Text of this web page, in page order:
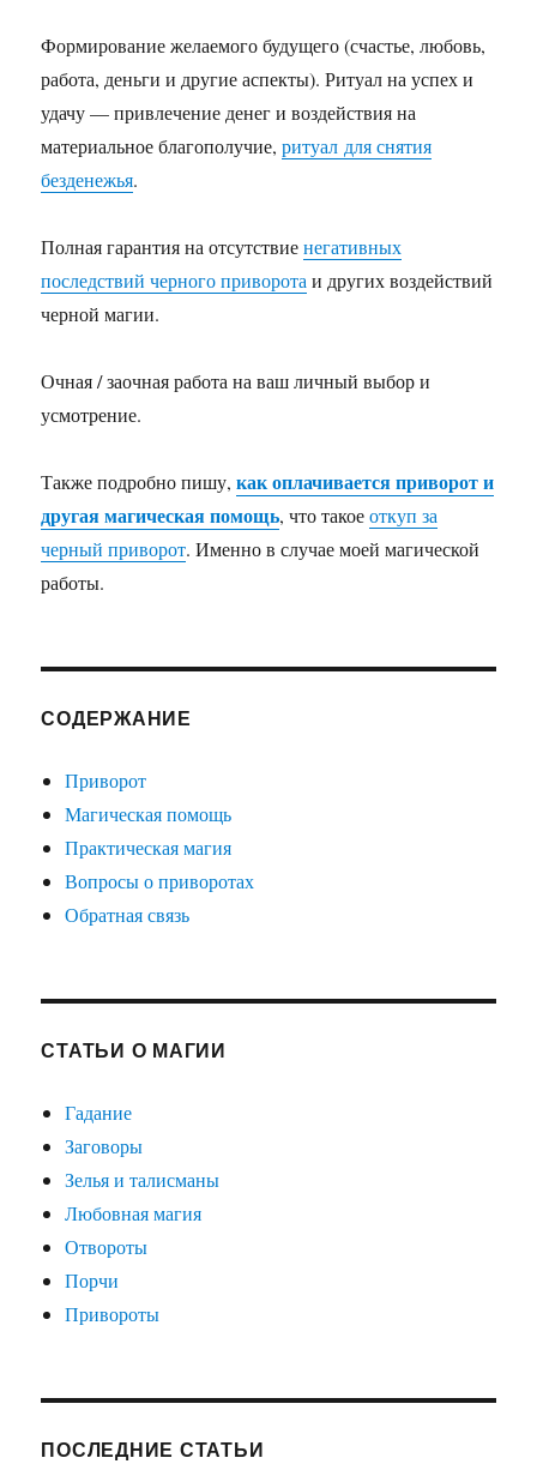
Формирование желаемого будущего (счастье, любовь,
работа, деньги и другие аспекты). Ритуал на успех и
удачу — привлечение денег и воздействия на
материальное благополучие,ритуал для снятия
безденежья.
Полная гарантия на отсутствиенегативных
последствий черного приворота и других воздействий
черной магии.
Очная / заочная работа на ваш личный выбор и
усмотрение.
Также подробно пишу,как оплачивается приворот и
другая магическая помощь, что такоеоткуп за
черный приворот. Именно в случае моей магической
работы.
СОДЕРЖАНИЕ
Приворот
Магическая помощь
Практическая магия
Вопросы о приворотах
Обратная связь
СТАТЬИ О МАГИИ
Гадание
Заговоры
Зелья и талисманы
Любовная магия
Отвороты
Порчи
Привороты
ПОСЛЕДНИЕ СТАТЬИ